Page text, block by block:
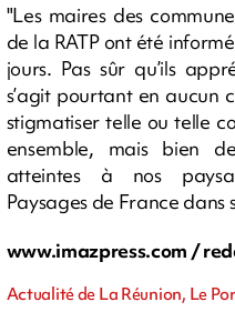
"Les maires des
de la RATP ont été
jours. Pas sûr qu’ils
s’agit pourtant en aucun
stigmatiser telle ou telle
ensemble, mais bien
atteintes à nos
Paysages de France dans
www.imazpress.com /
Actualité de La Réunion, Le